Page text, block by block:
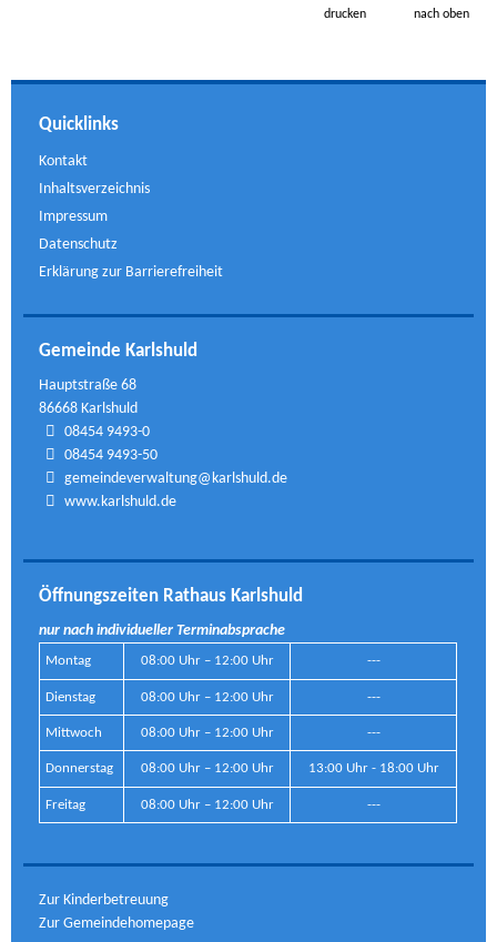
drucken nach oben
Quicklinks
Kontakt
Inhaltsverzeichnis
Impressum
Datenschutz
Erklärung zur Barrierefreiheit
Gemeinde Karlshuld
Hauptstraße 68
86668 Karlshuld
08454 9493-0
08454 9493-50
gemeindeverwaltung@karlshuld.de
www.karlshuld.de
Öffnungszeiten Rathaus Karlshuld
nur nach individueller Terminabsprache
Montag 08:00 Uhr – 12:00 Uhr ---
Dienstag 08:00 Uhr – 12:00 Uhr ---
Mittwoch 08:00 Uhr – 12:00 Uhr ---
Donnerstag 08:00 Uhr – 12:00 Uhr 13:00 Uhr - 18:00 Uhr
Freitag 08:00 Uhr – 12:00 Uhr ---
Zur Kinderbetreuung
Zur Gemeindehomepage